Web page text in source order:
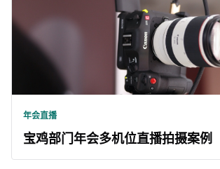
年会直播
宝鸡部门年会多机位直播拍摄案例